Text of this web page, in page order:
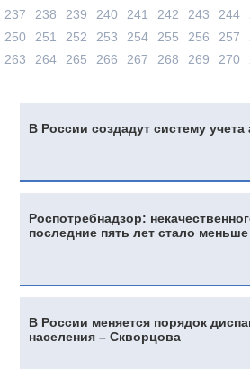
237
238 239 240 241 242 243 244
250
251 252 253 254 255 256 257
263
264 265 266 267 268 269 270
В России создадут систему учета
Роспотребнадзор:
последние пять лет стало меньше
В России меняется порядок
населения – Скворцова